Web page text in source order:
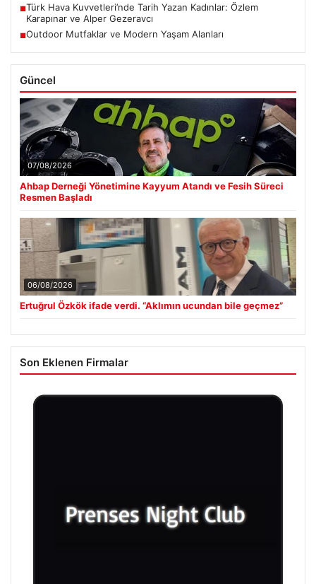
■Türk Hava Kuvvetleri’nde Tarih Yazan Kadınlar: Özlem
Karapınar ve Alper Gezeravcı
■Outdoor Mutfaklar ve Modern Yaşam Alanları
Güncel
07/08/2026
Ahbap Derneği Yönetimine Kayyum Atandı ve Fesih Süreci
Resmen Başladı
06/08/2026
Ertuğrul Özkök ifade verdi. “Aklımın ucundan bile geçmez”
Son Eklenen Firmalar